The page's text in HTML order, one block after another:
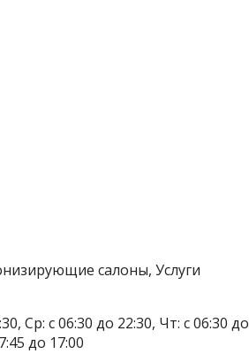
салоны, Услуги
Ср: с 06:30 до 22:30, Чт: с 06:30 до
до 17:00